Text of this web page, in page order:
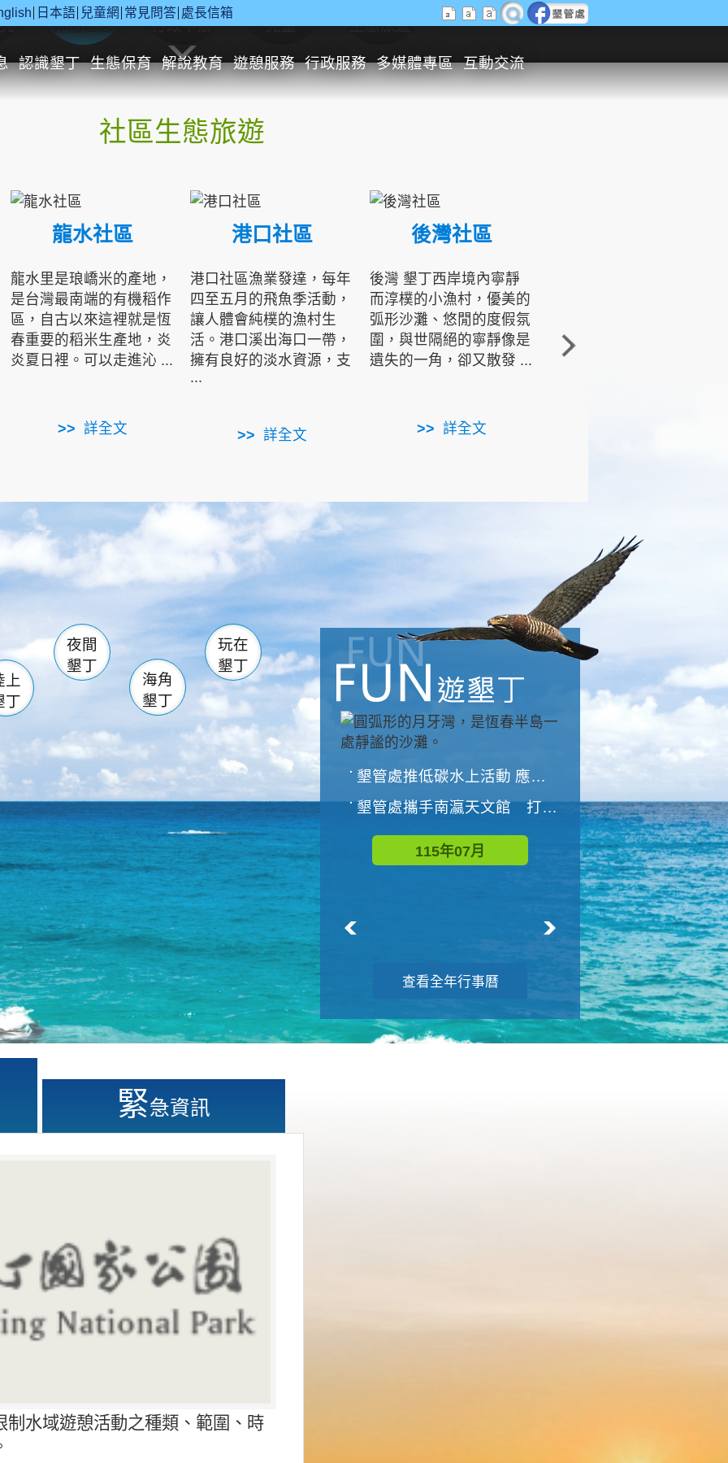
日本語 兒童網 常見問答 處長信箱
認識墾丁 生態保育 解說教育 遊憩服務 行政服務 多媒體專區 互動交流
休閒遊憩 行政申辦 兒童 生態旅遊
社區生態旅遊
龍水社區
龍水里是琅嶠米的產地，
是台灣最南端的有機稻作
區，自古以來這裡就是恆
春重要的稻米生產地，炎
炎夏日裡。可以走進沁 ...
詳全文
港口社區
港口社區漁業發達，每年
四至五月的飛魚季活動，
讓人體會純樸的漁村生
活。港口溪出海口一帶，
擁有良好的淡水資源，支
...
詳全文
後灣社區
後灣 墾丁西岸境內寧靜
而淳樸的小漁村，優美的
弧形沙灘、悠閒的度假氛
圍，與世隔絕的寧靜像是
遺失的一角，卻又散發 ...
詳全文
角的端點，冬季海浪拍打
著礁岸，旺盛的侵蝕作
南仁湖
滿州 佳樂水
森林遊樂區
墾管處遊客中心
社頂公園 風吹沙
船帆石 龍磐公園
香蕉灣 龍坑
鵝鑾鼻
上
丁
夜間
墾丁
海角
墾丁
玩在
墾丁
墾管處推低碳水上活動 應屆畢業生限額免費參加
墾管處攜手南瀛天文館 打造沉浸式天文探索營隊
115年07月
與國家公園有約-優游潮間
115年08月
查看全年行事曆
緊急資訊
水域遊憩活動之種類、範圍、時